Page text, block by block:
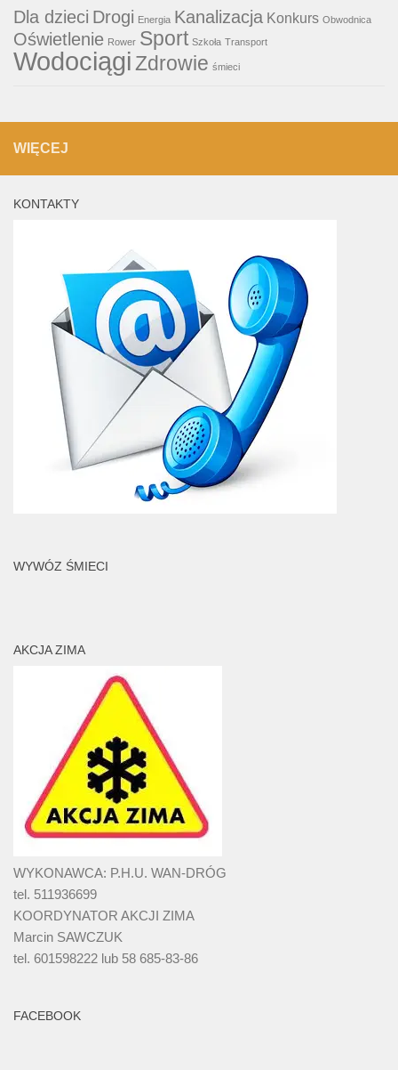
Dla dzieci Drogi Energia Kanalizacja Konkurs Obwodnica
Oświetlenie Rower Sport Szkoła Transport
WodociągiZdrowie śmieci
WIĘCEJ
KONTAKTY
WYWÓZ ŚMIECI
AKCJA ZIMA
WYKONAWCA: P.H.U. WAN-DRÓG
tel. 511936699
KOORDYNATOR AKCJI ZIMA
Marcin SAWCZUK
tel. 601598222 lub 58 685-83-86
FACEBOOK